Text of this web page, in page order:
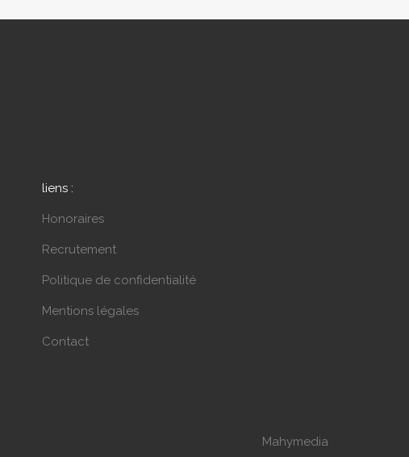
liens :
Honoraires
Recrutement
Politique de confidentialité
Mentions légales
Contact
Mahymedia